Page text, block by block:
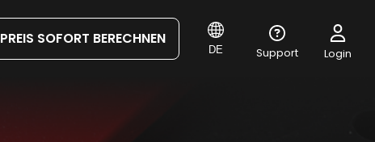
PREIS SOFORT BERECHNEN
DE Support Login